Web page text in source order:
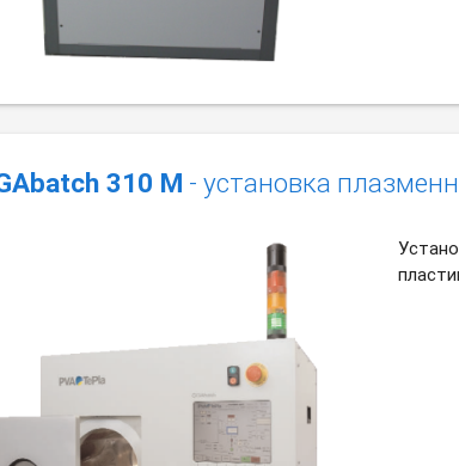
310 M - установка